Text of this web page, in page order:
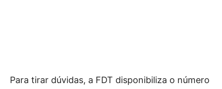
Para tirar dúvidas, a FDT disponibiliza o número